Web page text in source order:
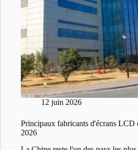
12 juin 2026
Principaux fabricants d'écrans LCD
2026